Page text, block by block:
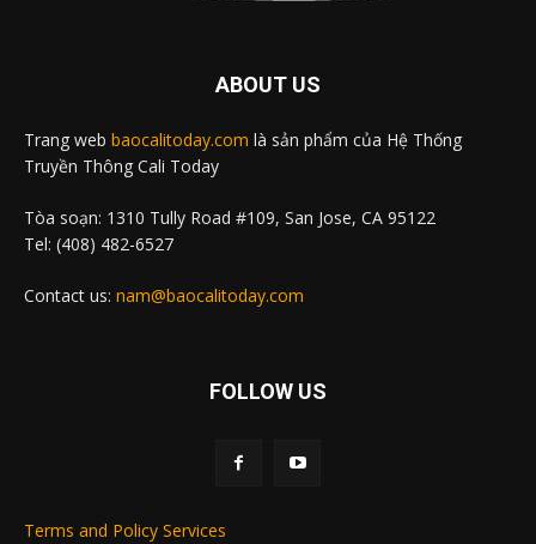
ABOUT US
Trang web baocalitoday.com là sản phẩm của Hệ Thống
Truyền Thông Cali Today
Tòa soạn: 1310 Tully Road #109, San Jose, CA 95122
Tel: (408) 482-6527
Contact us: nam@baocalitoday.com
FOLLOW US
Terms and Policy Services